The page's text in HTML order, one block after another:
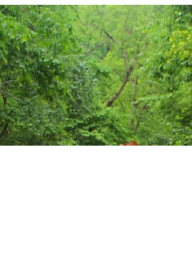
das Heilen von Traumata, das Ego,
bewusstseinserweiternde Substanzen,
Spiritual Bypassing